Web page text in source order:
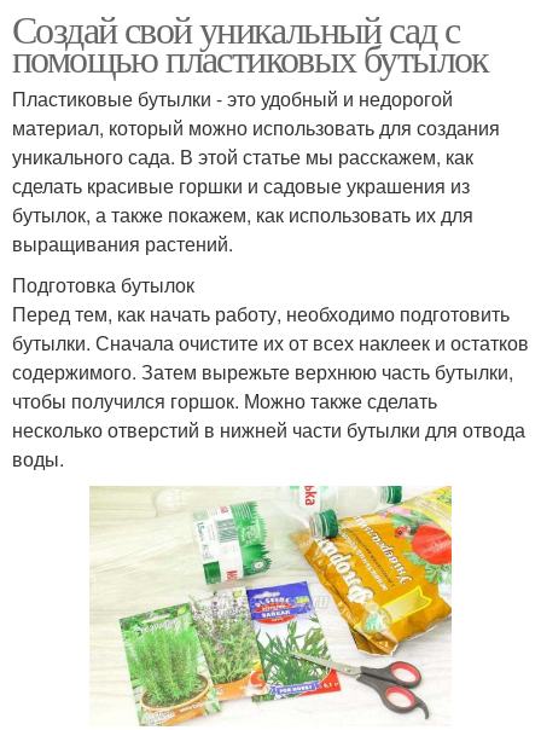
Создай свой уникальный сад с
помощью пластиковых бутылок
Пластиковые бутылки - это удобный и недорогой
материал, который можно использовать для создания
уникального сада. В этой статье мы расскажем, как
сделать красивые горшки и садовые украшения из
бутылок, а также покажем, как использовать их для
выращивания растений.
Подготовка бутылок
Перед тем, как начать работу, необходимо подготовить
бутылки. Сначала очистите их от всех наклеек и остатков
содержимого. Затем вырежьте верхнюю часть бутылки,
чтобы получился горшок. Можно также сделать
несколько отверстий в нижней части бутылки для отвода
воды.